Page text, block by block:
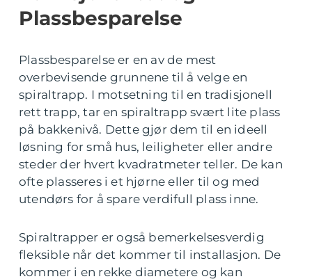
Plassbesparelse
Plassbesparelse er en av de mest
overbevisende grunnene til å velge en
spiraltrapp. I motsetning til en tradisjonell
rett trapp, tar en spiraltrapp svært lite plass
på bakkenivå. Dette gjør dem til en ideell
løsning for små hus, leiligheter eller andre
steder der hvert kvadratmeter teller. De kan
ofte plasseres i et hjørne eller til og med
utendørs for å spare verdifull plass inne.
Spiraltrapper er også bemerkelsesverdig
fleksible når det kommer til installasjon. De
kommer i en rekke diametere og kan